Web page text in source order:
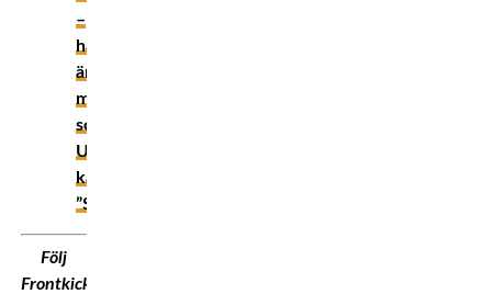
–
han
är
managern
som
UFC
kallar
”Skuggan”
Följ
Frontkick.Online